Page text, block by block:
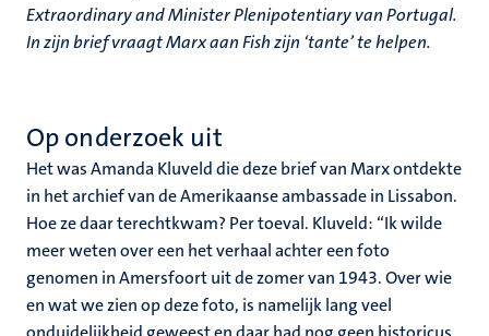
Extraordinary and Minister Plenipotentiary van Portugal.
In zijn brief vraagt Marx aan Fish zijn ‘tante’ te helpen.
Op onderzoek uit
Het was Amanda Kluveld die deze brief van Marx ontdekte
in het archief van de Amerikaanse ambassade in Lissabon.
Hoe ze daar terechtkwam? Per toeval. Kluveld: ‘‘Ik wilde
meer weten over een het verhaal achter een foto
genomen in Amersfoort uit de zomer van 1943. Over wie
en wat we zien op deze foto, is namelijk lang veel